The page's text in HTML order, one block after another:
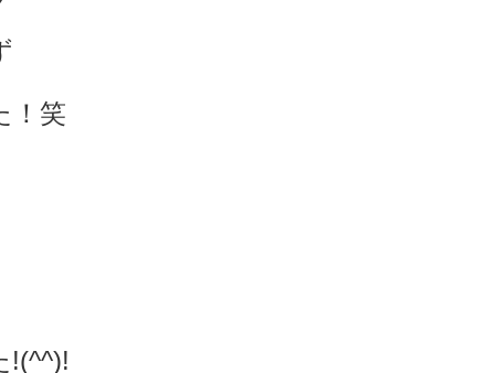
！笑
!(^^)!